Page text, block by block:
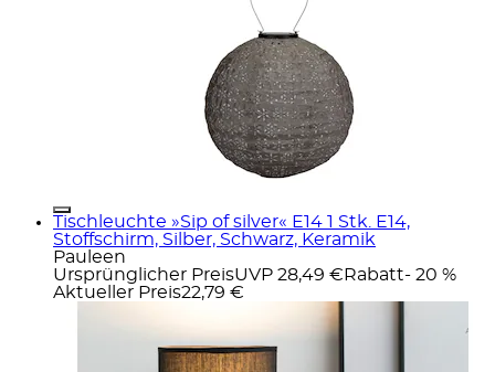
Tischleuchte »Sip of silver« E14 1 Stk. E14,
Stoffschirm, Silber, Schwarz, Keramik
Pauleen
Ursprünglicher PreisUVP 28,49 € Rabatt- 20 %
Aktueller Preis22,79 €